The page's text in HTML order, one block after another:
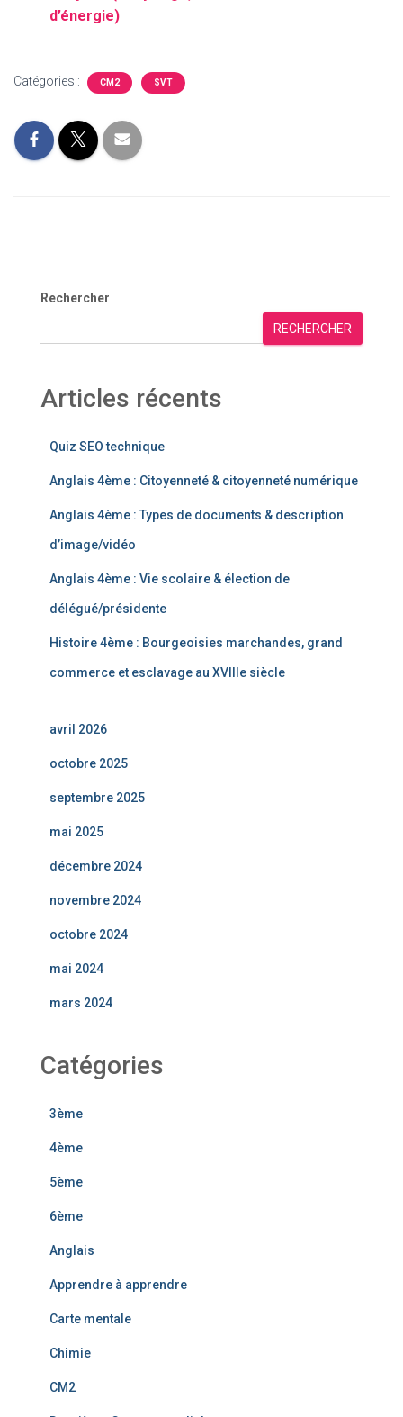
d’énergie)
Catégories : CM2 SVT
Rechercher
RECHERCHER
Articles récents
Quiz SEO technique
Anglais 4ème : Citoyenneté & citoyenneté numérique
Anglais 4ème : Types de documents & description
d’image/vidéo
Anglais 4ème : Vie scolaire & élection de
délégué/présidente
Histoire 4ème : Bourgeoisies marchandes, grand
commerce et esclavage au XVIIIe siècle
avril 2026
octobre 2025
septembre 2025
mai 2025
décembre 2024
novembre 2024
octobre 2024
mai 2024
mars 2024
Catégories
3ème
4ème
5ème
6ème
Anglais
Apprendre à apprendre
Carte mentale
Chimie
CM2